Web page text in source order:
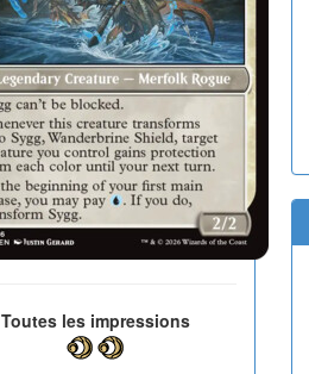
Toutes les impressions